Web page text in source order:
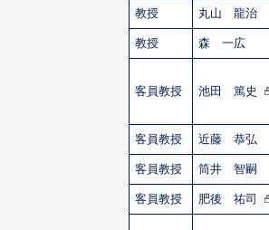
教授 丸山 龍治
教授 森 一広
客員教授 池田 篤史
客員教授 近藤 恭弘
客員教授 筒井 智嗣
客員教授 肥後 祐司